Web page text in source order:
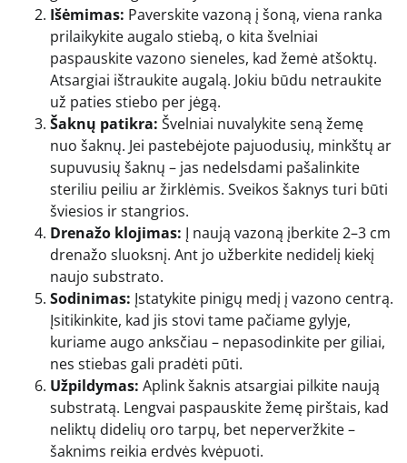
Išėmimas: Paverskite vazoną į šoną, viena ranka
prilaikykite augalo stiebą, o kita švelniai
paspauskite vazono sieneles, kad žemė atšoktų.
Atsargiai ištraukite augalą. Jokiu būdu netraukite
už paties stiebo per jėgą.
Šaknų patikra: Švelniai nuvalykite seną žemę
nuo šaknų. Jei pastebėjote pajuodusių, minkštų ar
supuvusių šaknų – jas nedelsdami pašalinkite
steriliu peiliu ar žirklėmis. Sveikos šaknys turi būti
šviesios ir stangrios.
Drenažo klojimas: Į naują vazoną įberkite 2–3 cm
drenažo sluoksnį. Ant jo užberkite nedidelį kiekį
naujo substrato.
Sodinimas: Įstatykite pinigų medį į vazono centrą.
Įsitikinkite, kad jis stovi tame pačiame gylyje,
kuriame augo anksčiau – nepasodinkite per giliai,
nes stiebas gali pradėti pūti.
Užpildymas: Aplink šaknis atsargiai pilkite naują
substratą. Lengvai paspauskite žemę pirštais, kad
neliktų didelių oro tarpų, bet neperveržkite –
šaknims reikia erdvės kvėpuoti.